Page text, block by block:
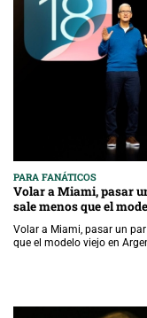
PARA FANÁTICOS
Volar a Miami, pasar
sale menos que el
Volar a Miami, pasar un
que el modelo viejo en